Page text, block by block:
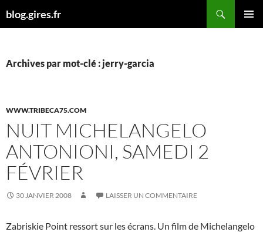
aublog.gires.fr
Archives par mot-clé : jerry-garcia
WWW.TRIBECA75.COM
NUIT MICHELANGELO
ANTONIONI, SAMEDI 2
FÉVRIER
30 JANVIER 2008 LAISSER UN COMMENTAIRE
Zabriskie Point ressort sur les écrans. Un film de Michelangelo